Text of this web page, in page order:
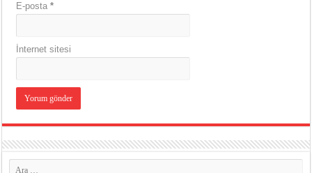
E-posta*
İnternet sitesi